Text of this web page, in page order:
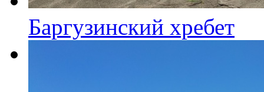
Баргузинский хребет